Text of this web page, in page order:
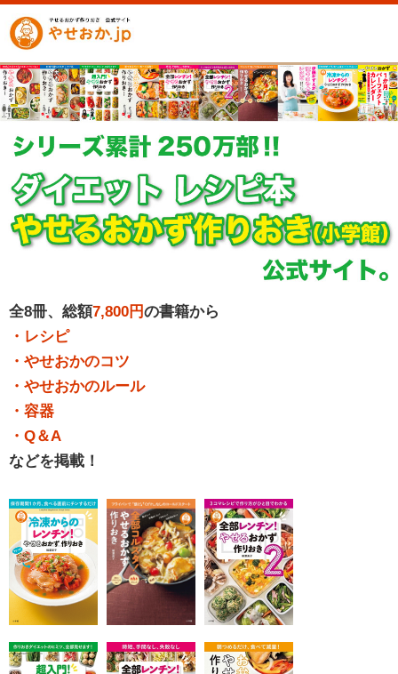
全8冊、総額7,800円の書籍から
・レシピ
・やせおかのコツ
・やせおかのルール
・容器
・Q＆A
などを掲載！